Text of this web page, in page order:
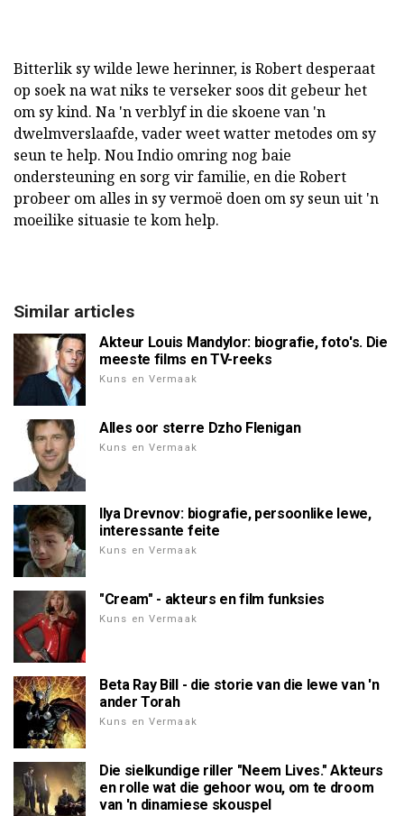
Bitterlik sy wilde lewe herinner, is Robert desperaat
op soek na wat niks te verseker soos dit gebeur het
om sy kind. Na 'n verblyf in die skoene van 'n
dwelmverslaafde, vader weet watter metodes om sy
seun te help. Nou Indio omring nog baie
ondersteuning en sorg vir familie, en die Robert
probeer om alles in sy vermoë doen om sy seun uit 'n
moeilike situasie te kom help.
Similar articles
Akteur Louis Mandylor: biografie, foto's. Die
meeste films en TV-reeks
Kuns en Vermaak
Alles oor sterre Dzho Flenigan
Kuns en Vermaak
Ilya Drevnov: biografie, persoonlike lewe,
interessante feite
Kuns en Vermaak
"Cream" - akteurs en film funksies
Kuns en Vermaak
Beta Ray Bill - die storie van die lewe van 'n
ander Torah
Kuns en Vermaak
Die sielkundige riller "Neem Lives." Akteurs
en rolle wat die gehoor wou, om te droom
van 'n dinamiese skouspel